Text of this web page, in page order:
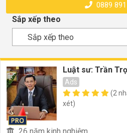
0889
Sắp xếp theo
Sắp xếp theo
Luật sư: Trần
Ads
(2
xét)